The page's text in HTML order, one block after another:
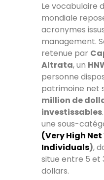
Le vocabulaire
mondiale
acronymes
management.
retenue par
Altrata, un
personne
patrimoine net
million de
investissables
une sous-
(Very High
Individuals),
situe entre 5 et
dollars.